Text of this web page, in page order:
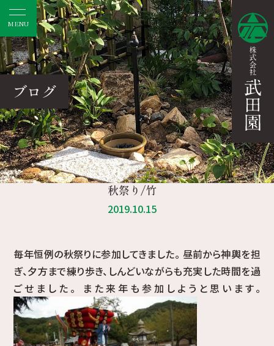
MENU
ブログ
秋祭り/竹
2019.10.15
毎年恒例の秋祭りに参加してきました。 昼前から神輿を担
ぎ、夕方まで練り歩き、しんどいながらも充実した時間を過
ごせました。 また来年も参加しようと思います。